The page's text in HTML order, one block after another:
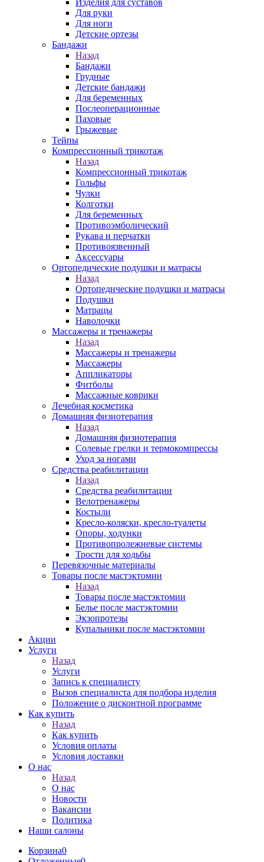
Изделия для суставов
Для руки
Для ноги
Детские ортезы
Бандажи
Назад
Бандажи
Грудные
Детские бандажи
Для беременных
Послеоперационные
Паховые
Грыжевые
Тейпы
Компрессионный трикотаж
Назад
Компрессионный трикотаж
Гольфы
Чулки
Колготки
Для беременных
Противоэмболический
Рукава и перчатки
Противоязвенный
Аксессуары
Ортопедические подушки и матрасы
Назад
Ортопедические подушки и матрасы
Подушки
Матрацы
Наволочки
Массажеры и тренажеры
Назад
Массажеры и тренажеры
Массажеры
Аппликаторы
Фитболы
Массажные коврики
Лечебная косметика
Домашняя физиотерапия
Назад
Домашняя физиотерапия
Солевые грелки и термокомпрессы
Уход за ногами
Средства реабилитации
Назад
Средства реабилитации
Велотренажеры
Костыли
Кресло-коляски, кресло-туалеты
Опоры, ходунки
Противопролежневые системы
Трости для ходьбы
Перевязочные материалы
Товары после мастэктомии
Назад
Товары после мастэктомии
Белье после мастэктомии
Экзопротезы
Купальники после мастэктомии
Акции
Услуги
Назад
Услуги
Запись к специалисту
Вызов специалиста для подбора изделия
Положение о дисконтной программе
Как купить
Назад
Как купить
Условия оплаты
Условия доставки
О нас
Назад
О нас
Новости
Вакансии
Политика
Наши салоны
Корзина0